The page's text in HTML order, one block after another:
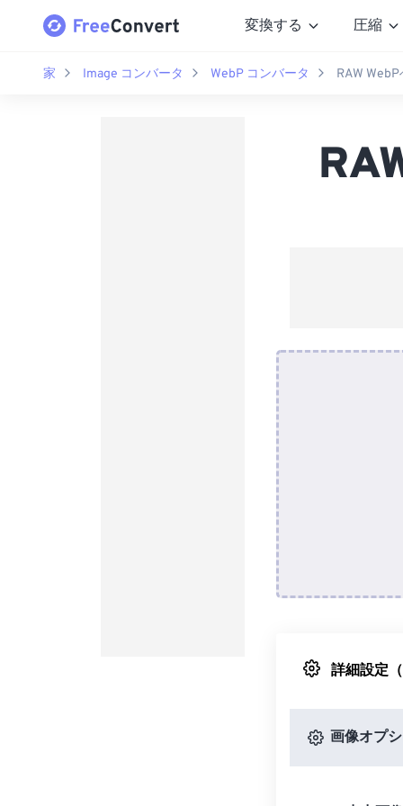
変換する 圧縮
家 Image コンバータ WebP コンバータ RAW
詳細設定
画像オプ